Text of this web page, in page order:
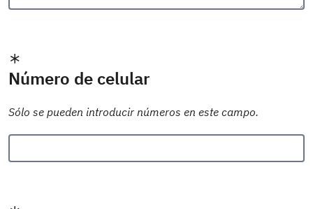
Número de celular
Sólo se pueden introducir números en este campo.